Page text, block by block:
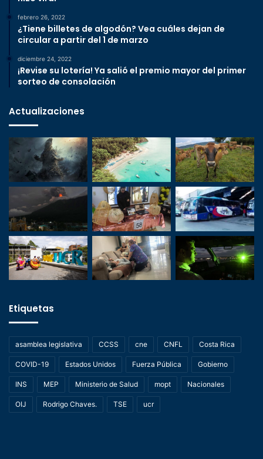
febrero 26, 2022
¿Tiene billetes de algodón? Vea cuáles dejan de
circular a partir del 1 de marzo
diciembre 24, 2022
¡Revise su lotería! Ya salió el premio mayor del primer
sorteo de consolación
Actualizaciones
Etiquetas
asamblea legislativa CCSS cne CNFL Costa Rica
COVID-19 Estados Unidos Fuerza Pública Gobierno
INS MEP Ministerio de Salud mopt Nacionales
OIJ Rodrigo Chaves. TSE ucr